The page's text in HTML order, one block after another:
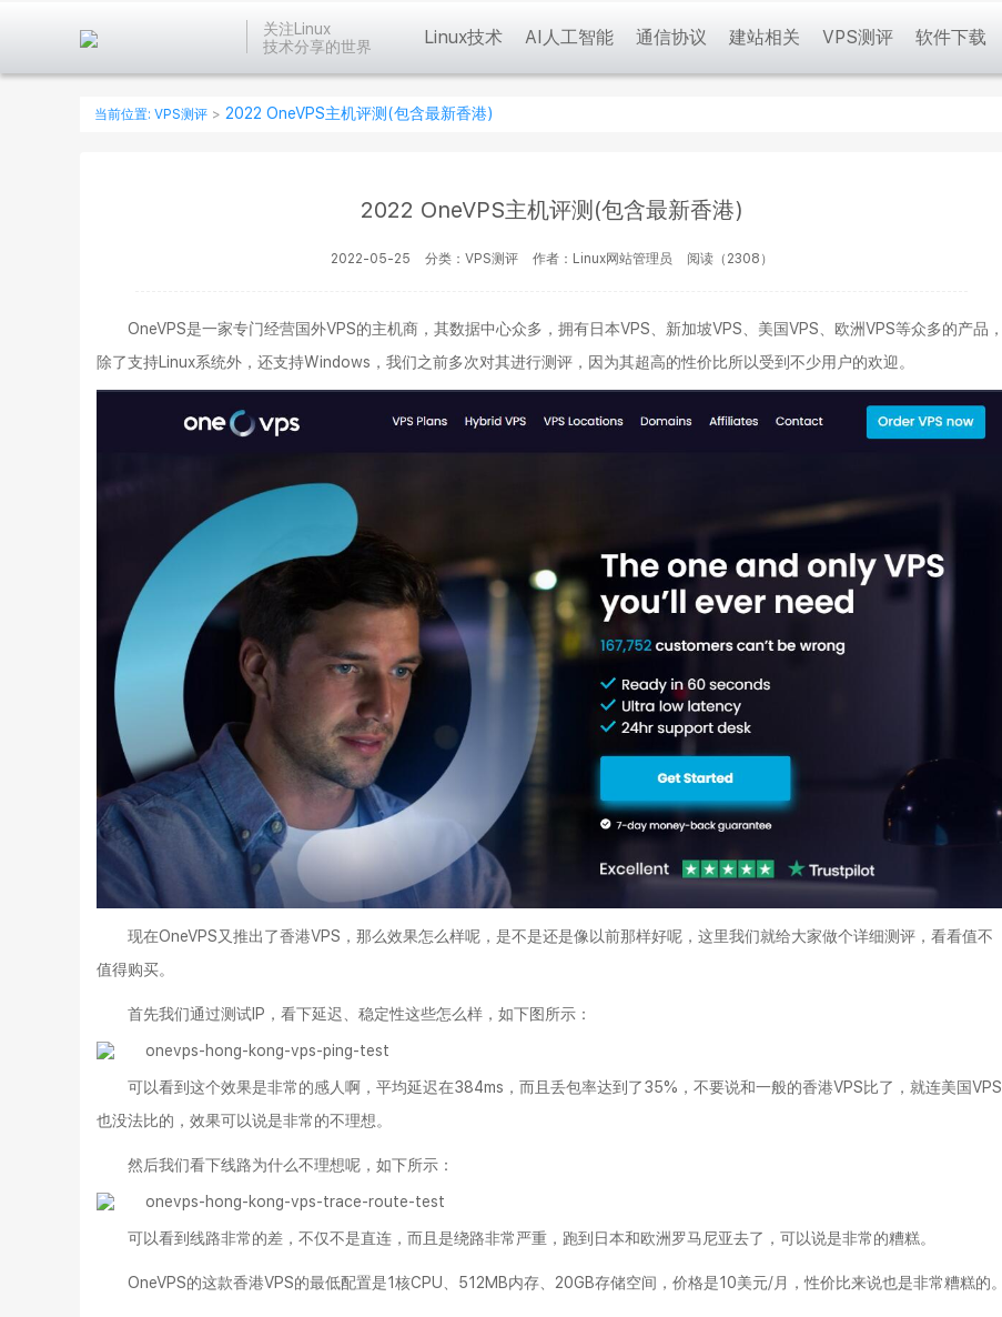
关注Linux
技术分享的世界
Linux技术 AI人工智能 通信协议 建站相关 VPS测评 软件下载
当前位置: VPS测评 > 2022 OneVPS主机评测(包含最新香港)
2022 OneVPS主机评测(包含最新香港)
2022-05-25 分类：VPS测评 作者：Linux网站管理员 阅读（2308）
OneVPS是一家专门经营国外VPS的主机商，其数据中心众多，拥有日本VPS、新加坡VPS、美国VPS、欧洲VPS等众多的产品，
除了支持Linux系统外，还支持Windows，我们之前多次对其进行测评，因为其超高的性价比所以受到不少用户的欢迎。
现在OneVPS又推出了香港VPS，那么效果怎么样呢，是不是还是像以前那样好呢，这里我们就给大家做个详细测评，看看值不
值得购买。
首先我们通过测试IP，看下延迟、稳定性这些怎么样，如下图所示：
可以看到这个效果是非常的感人啊，平均延迟在384ms，而且丢包率达到了35%，不要说和一般的香港VPS比了，就连美国VPS
也没法比的，效果可以说是非常的不理想。
然后我们看下线路为什么不理想呢，如下所示：
可以看到线路非常的差，不仅不是直连，而且是绕路非常严重，跑到日本和欧洲罗马尼亚去了，可以说是非常的糟糕。
OneVPS的这款香港VPS的最低配置是1核CPU、512MB内存、20GB存储空间，价格是10美元/月，性价比来说也是非常糟糕的。